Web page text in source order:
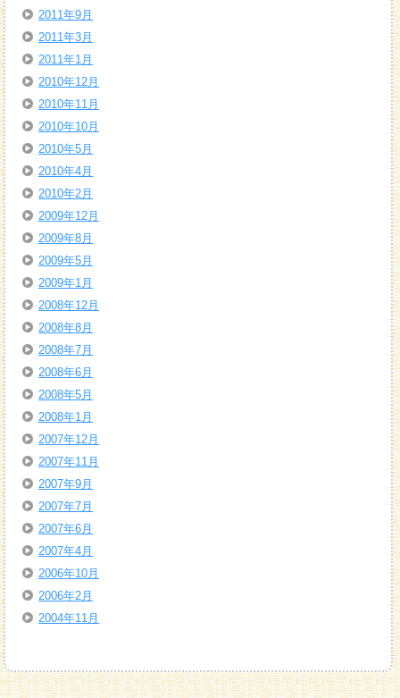
2011年9月
2011年3月
2011年1月
2010年12月
2010年11月
2010年10月
2010年5月
2010年4月
2010年2月
2009年12月
2009年8月
2009年5月
2009年1月
2008年12月
2008年8月
2008年7月
2008年6月
2008年5月
2008年1月
2007年12月
2007年11月
2007年9月
2007年7月
2007年6月
2007年4月
2006年10月
2006年2月
2004年11月